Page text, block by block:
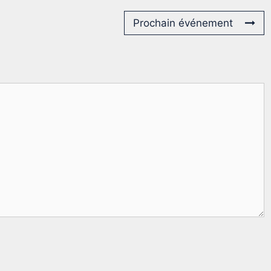
Prochain événement